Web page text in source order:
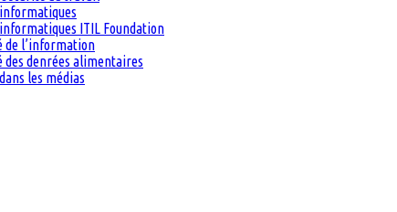
ITIL Foundation
de l’information
des denrées alimentaires
les médias